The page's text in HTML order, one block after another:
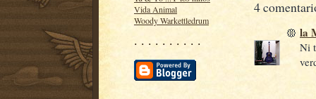
Vida Animal
Woody Warkettledrum
· · · · · · · · · ·
4
la
Ni